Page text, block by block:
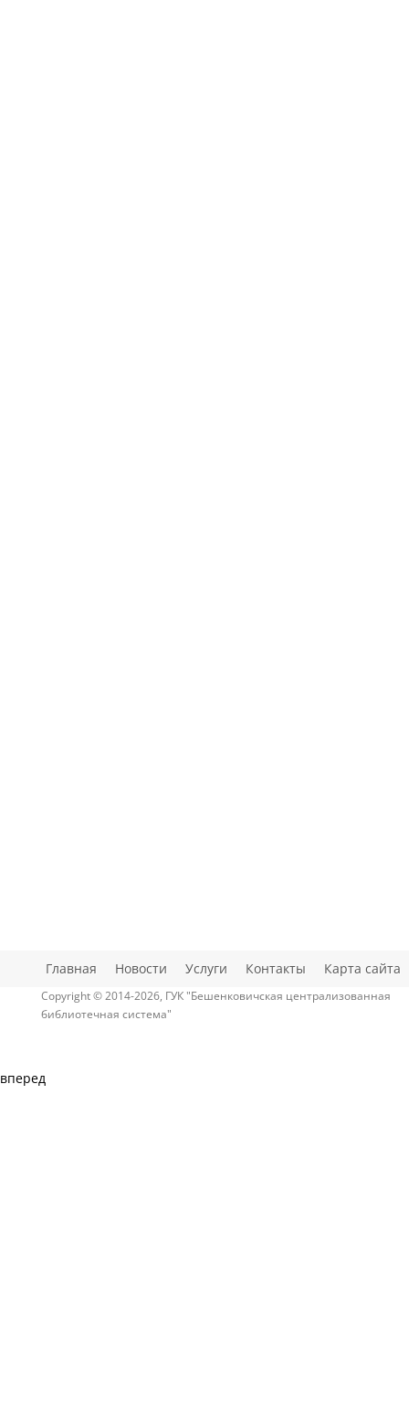
Главная Новости Услуги Контакты Карта сайта
Copyright © 2014-2026, ГУК "Бешенковичская централизованная
библиотечная система"
вперед